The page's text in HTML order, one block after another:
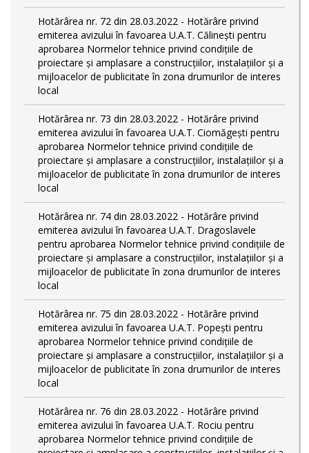
Hotărârea nr. 72 din 28.03.2022 - Hotărâre privind
emiterea avizului în favoarea U.A.T. Călinești pentru
aprobarea Normelor tehnice privind condiţiile de
proiectare şi amplasare a construcţiilor, instalaţiilor şi a
mijloacelor de publicitate în zona drumurilor de interes
local
Hotărârea nr. 73 din 28.03.2022 - Hotărâre privind
emiterea avizului în favoarea U.A.T. Ciomăgești pentru
aprobarea Normelor tehnice privind condiţiile de
proiectare şi amplasare a construcţiilor, instalaţiilor şi a
mijloacelor de publicitate în zona drumurilor de interes
local
Hotărârea nr. 74 din 28.03.2022 - Hotărâre privind
emiterea avizului în favoarea U.A.T. Dragoslavele
pentru aprobarea Normelor tehnice privind condiţiile de
proiectare şi amplasare a construcţiilor, instalaţiilor şi a
mijloacelor de publicitate în zona drumurilor de interes
local
Hotărârea nr. 75 din 28.03.2022 - Hotărâre privind
emiterea avizului în favoarea U.A.T. Popești pentru
aprobarea Normelor tehnice privind condiţiile de
proiectare şi amplasare a construcţiilor, instalaţiilor şi a
mijloacelor de publicitate în zona drumurilor de interes
local
Hotărârea nr. 76 din 28.03.2022 - Hotărâre privind
emiterea avizului în favoarea U.A.T. Rociu pentru
aprobarea Normelor tehnice privind condiţiile de